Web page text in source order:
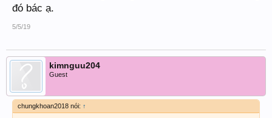
đó bác ạ.
5/5/19
kimnguu204
Guest
chungkhoan2018 nói: ↑